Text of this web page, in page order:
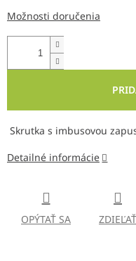
Možnosti doručenia
Skrutka s imbusovou
Detailné informácie
OPÝTAŤ SA ZDIEĽAŤ